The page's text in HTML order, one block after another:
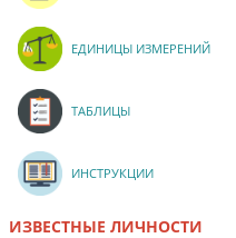
ЕДИНИЦЫ ИЗМЕРЕНИЙ
ТАБЛИЦЫ
ИНСТРУКЦИИ
ИЗВЕСТНЫЕ ЛИЧНОСТИ